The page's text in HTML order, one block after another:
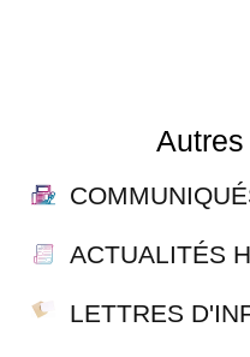
ACTUALITÉS
LETTRES